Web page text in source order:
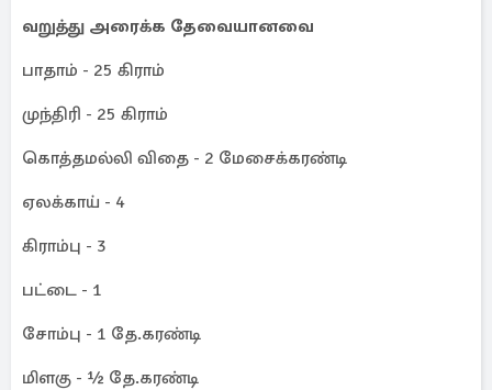
வறுத்து அரைக்க தேவையானவை
பாதாம் - 25 கிராம்
முந்திரி - 25 கிராம்
கொத்தமல்லி விதை - 2 மேசைக்கரண்டி
ஏலக்காய் - 4
கிராம்பு - 3
பட்டை - 1
சோம்பு - 1 தே.கரண்டி
மிளகு - ½ தே.கரண்டி